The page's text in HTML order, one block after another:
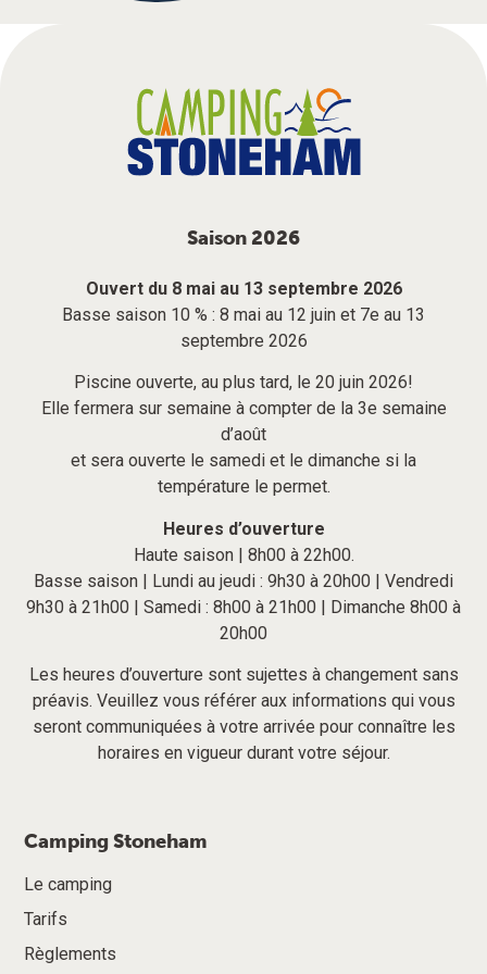
Saison 2026
Ouvert du 8 mai au 13 septembre 2026
Basse saison 10 % : 8 mai au 12 juin et 7e au 13
septembre 2026
Piscine ouverte, au plus tard, le 20 juin 2026!
Elle fermera sur semaine à compter de la 3e semaine
d’août
et sera ouverte le samedi et le dimanche si la
température le permet.
Heures d’ouverture
Haute saison | 8h00 à 22h00.
Basse saison | Lundi au jeudi : 9h30 à 20h00 | Vendredi
9h30 à 21h00 | Samedi : 8h00 à 21h00 | Dimanche 8h00 à
20h00
Les heures d’ouverture sont sujettes à changement sans
préavis. Veuillez vous référer aux informations qui vous
seront communiquées à votre arrivée pour connaître les
horaires en vigueur durant votre séjour.
Camping Stoneham
Le camping
Tarifs
Règlements